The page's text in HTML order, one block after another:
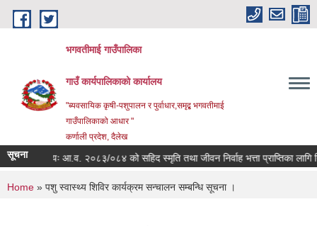
Skip to main content
भगवतीमाई गाउँपालिका
गाउँ कार्यपालिकाको कार्यालय
"ब्यवसायिक कृषी-पशुपालन र पुर्वाधार,समृद्ब भगवतीमाई
गाउँपालिकाको आधार "
कर्णाली प्रदेश, दैलेख
सूचनाविषयः आ.व. २०८३/०८४ को सहिद स्मृति तथा जीवन निर्वाह भत्ता प्राप्तिका लागि
You are here
Home » पशु स्वास्थ्य शिविर कार्यक्रम सन्चालन सम्बन्धि सूचना ।